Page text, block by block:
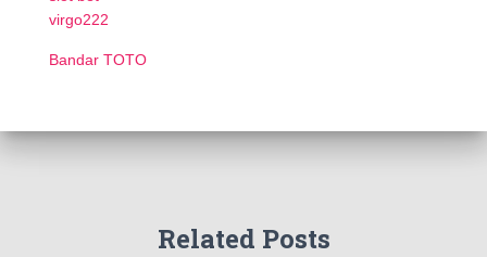
virgo222
Bandar TOTO
Related Posts